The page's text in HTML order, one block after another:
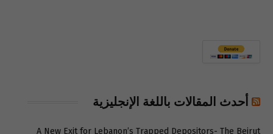
أحدث المقالات باللغة الإنجليزية
A New Exit for Lebanon’s Trapped Depositors- The Beirut